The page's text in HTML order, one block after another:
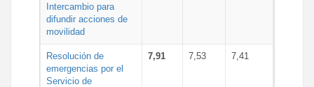
Intercambio para
difundir acciones de
movilidad
Resolución de
emergencias por el
Servicio de
7,91 7,53 7,41